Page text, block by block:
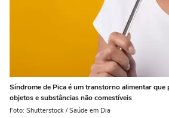
Síndrome de Pica é um transtorno alimentar
objetos e substâncias não comestíveis
Foto: Shutterstock / Saúde em Dia